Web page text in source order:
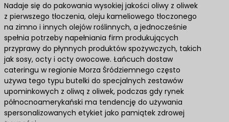
Nadaje się do pakowania wysokiej jakości oliwy z oliwek
z pierwszego tłoczenia, oleju kameliowego tłoczonego
na zimno i innych olejów roślinnych, a jednocześnie
spełnia potrzeby napełniania firm produkujących
przyprawy do płynnych produktów spożywczych, takich
jak sosy, octy i octy owocowe. Łańcuch dostaw
cateringu w regionie Morza Śródziemnego często
używa tego typu butelki do specjalnych zestawów
upominkowych z oliwą z oliwek, podczas gdy rynek
północnoamerykański ma tendencję do używania
spersonalizowanych etykiet jako pamiątek zdrowej